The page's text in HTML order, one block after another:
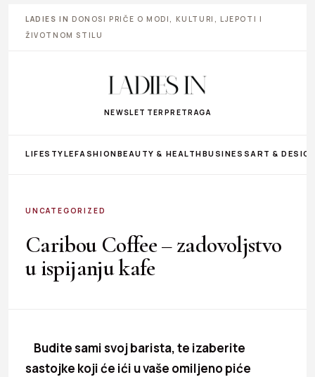
LADIES IN DONOSI PRIČE O MODI, KULTURI, LJEPOTI I
ŽIVOTNOM STILU
NEWSLETTER PRETRAGA
LIFESTYLEFASHIONBEAUTY & HEALTHBUSINESS ART &
UNCATEGORIZED
Caribou Coffee – zadovoljstvo
u ispijanju kafe
Budite sami svoj barista, te izaberite
sastojke koji će ići u vaše omiljeno piće